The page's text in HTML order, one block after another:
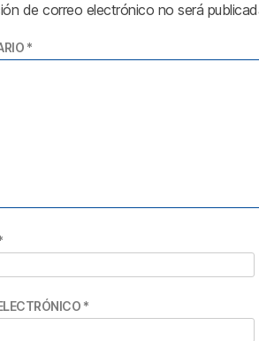
de correo electrónico no será
*
*